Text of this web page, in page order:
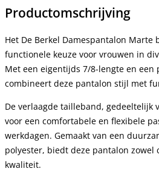
Productomschrijving
Het De Berkel Damespantalon Marte
functionele keuze voor vrouwen in
Met een eigentijds 7/8-lengte en een
combineert deze pantalon stijl met
De verlaagde tailleband, gedeeltelijk
voor een comfortabele en flexibele
werkdagen. Gemaakt van een
polyester, biedt deze pantalon zowel
kwaliteit.